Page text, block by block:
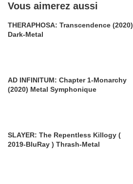
Vous aimerez aussi
THERAPHOSA: Transcendence (2020)
Dark-Metal
AD INFINITUM: Chapter 1-Monarchy
(2020) Metal Symphonique
SLAYER: The Repentless Killogy (
2019-BluRay ) Thrash-Metal